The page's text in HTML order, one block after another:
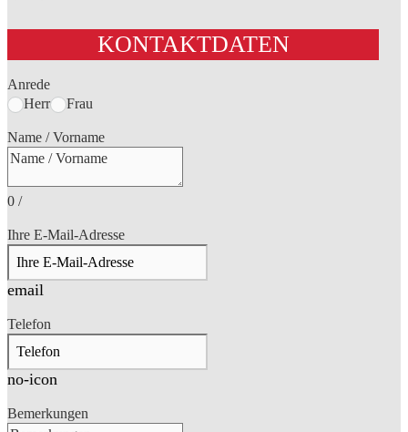
KONTAKTDATEN
Anrede
Herr
Frau
Name / Vorname
0 /
Ihre E-Mail-Adresse
email
Telefon
no-icon
Bemerkungen